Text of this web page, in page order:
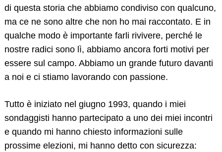
di questa storia che abbiamo condiviso con qualcuno,
ma ce ne sono altre che non ho mai raccontato. E in
qualche modo è importante farli rivivere, perché le
nostre radici sono lì, abbiamo ancora forti motivi per
essere sul campo. Abbiamo un grande futuro davanti
a noi e ci stiamo lavorando con passione.
Tutto è iniziato nel giugno 1993, quando i miei
sondaggisti hanno partecipato a uno dei miei incontri
e quando mi hanno chiesto informazioni sulle
prossime elezioni, mi hanno detto con sicurezza: